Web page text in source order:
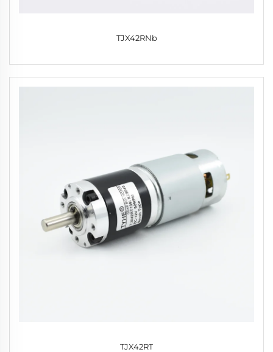
TJX42RNb
TJX42RT